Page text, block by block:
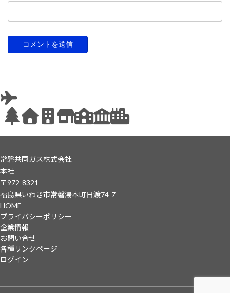
常磐共同ガス株式会社
本社
〒972-8321
福島県いわき市常磐湯本町日渡74-7
HOME
プライバシーポリシー
企業情報
お問い合せ
各種リンクページ
ログイン